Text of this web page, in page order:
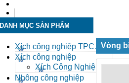
DANH MỤC SẢN PHẨM
Xích công nghiệp TPC
Toàn Phát
Xích công nghiệp
Xích Công Nghiệp -
Xich Cong Nghiep
Nhông công nghiệp
Vòng